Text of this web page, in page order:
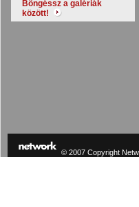
Böngéssz a galériák
között!
© 2007 Copyright